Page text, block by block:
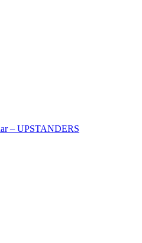
– UPSTANDERS